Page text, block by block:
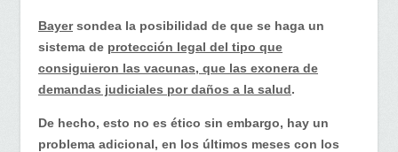
Bayersondea la posibilidad de que se haga un
sistema de protección legal del tipo que
consiguieron las vacunas, que las exonera de
demandas judiciales por daños a la salud.
De hecho, esto no es ético sin embargo, hay un
problema adicional, en los últimos meses con los